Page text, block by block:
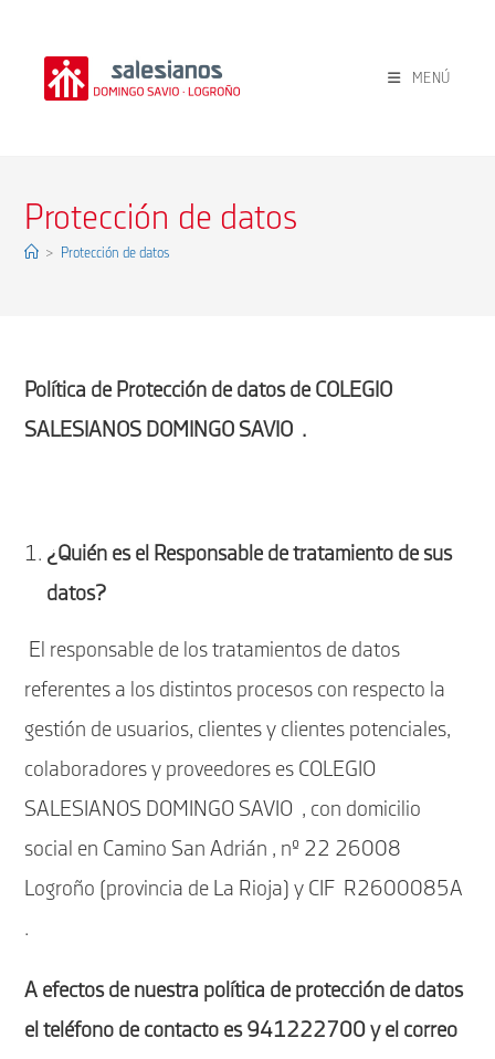
contenido
MENÚ
Protección de datos
> Protección de datos
Política de Protección de datos de COLEGIO
SALESIANOS DOMINGO SAVIO .
¿Quién es el Responsable de tratamiento de sus
datos?
El responsable de los tratamientos de datos
referentes a los distintos procesos con respecto la
gestión de usuarios, clientes y clientes potenciales,
colaboradores y proveedores es COLEGIO
SALESIANOS DOMINGO SAVIO , con domicilio
social en Camino San Adrián , nº 22 26008
Logroño (provincia de La Rioja) y CIF R2600085A
.
A efectos de nuestra política de protección de datos
el teléfono de contacto es 941222700 y el correo